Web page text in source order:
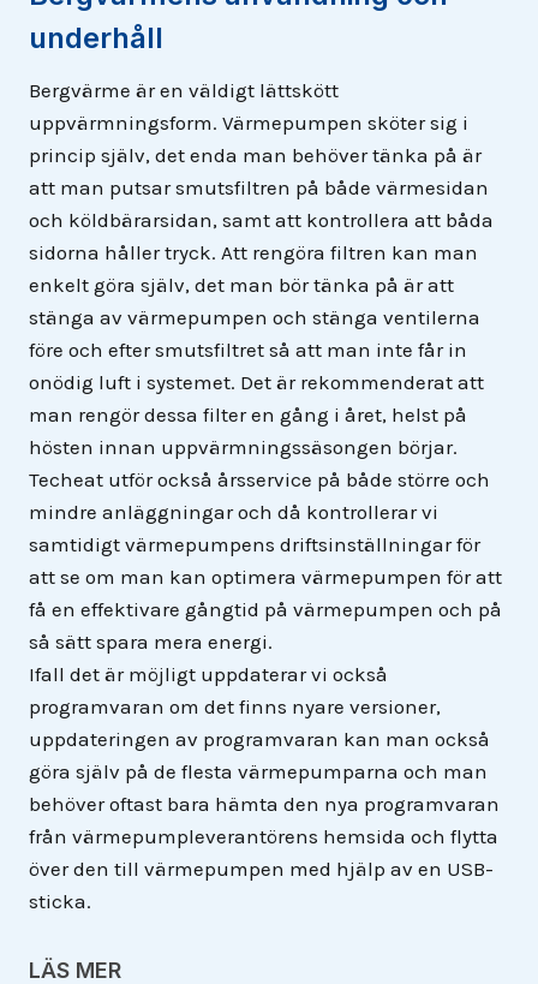
underhåll
Bergvärme är en väldigt lättskött
uppvärmningsform. Värmepumpen sköter sig i
princip själv, det enda man behöver tänka på är
att man putsar smutsfiltren på både värmesidan
och köldbärarsidan, samt att kontrollera att båda
sidorna håller tryck. Att rengöra filtren kan man
enkelt göra själv, det man bör tänka på är att
stänga av värmepumpen och stänga ventilerna
före och efter smutsfiltret så att man inte får in
onödig luft i systemet. Det är rekommenderat att
man rengör dessa filter en gång i året, helst på
hösten innan uppvärmningssäsongen börjar.
Techeat utför också årsservice på både större och
mindre anläggningar och då kontrollerar vi
samtidigt värmepumpens driftsinställningar för
att se om man kan optimera värmepumpen för att
få en effektivare gångtid på värmepumpen och på
så sätt spara mera energi.
Ifall det är möjligt uppdaterar vi också
programvaran om det finns nyare versioner,
uppdateringen av programvaran kan man också
göra själv på de flesta värmepumparna och man
behöver oftast bara hämta den nya programvaran
från värmepumpleverantörens hemsida och flytta
över den till värmepumpen med hjälp av en USB-
sticka.
LÄS MER